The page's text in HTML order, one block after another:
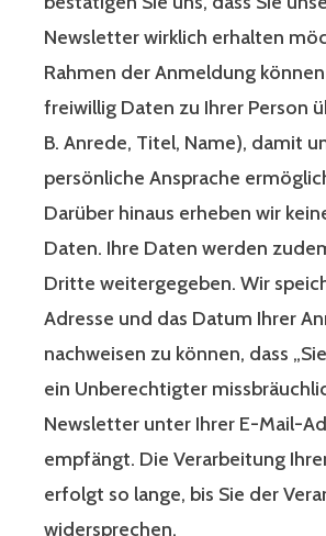
Newsletter wirklich erhalten
Rahmen der Anmeldung können
freiwillig Daten zu Ihrer Person
B. Anrede, Titel, Name), damit
persönliche Ansprache
Darüber hinaus erheben wir
Daten. Ihre Daten werden
Dritte weitergegeben. Wir
Adresse und das Datum Ihrer
nachweisen zu können, dass
ein Unberechtigter
Newsletter unter Ihrer E-Mail-
empfängt. Die Verarbeitung
erfolgt so lange, bis Sie der
widersprechen.